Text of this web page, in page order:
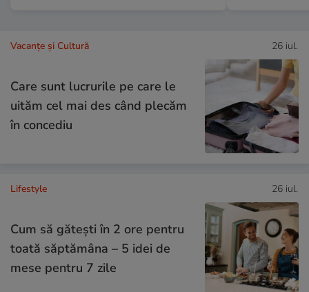
Vacanțe și Cultură 26 iul.
Care sunt lucrurile pe care le
uităm cel mai des când plecăm
în concediu
Lifestyle 26 iul.
Cum să gătești în 2 ore pentru
toată săptămâna – 5 idei de
mese pentru 7 zile